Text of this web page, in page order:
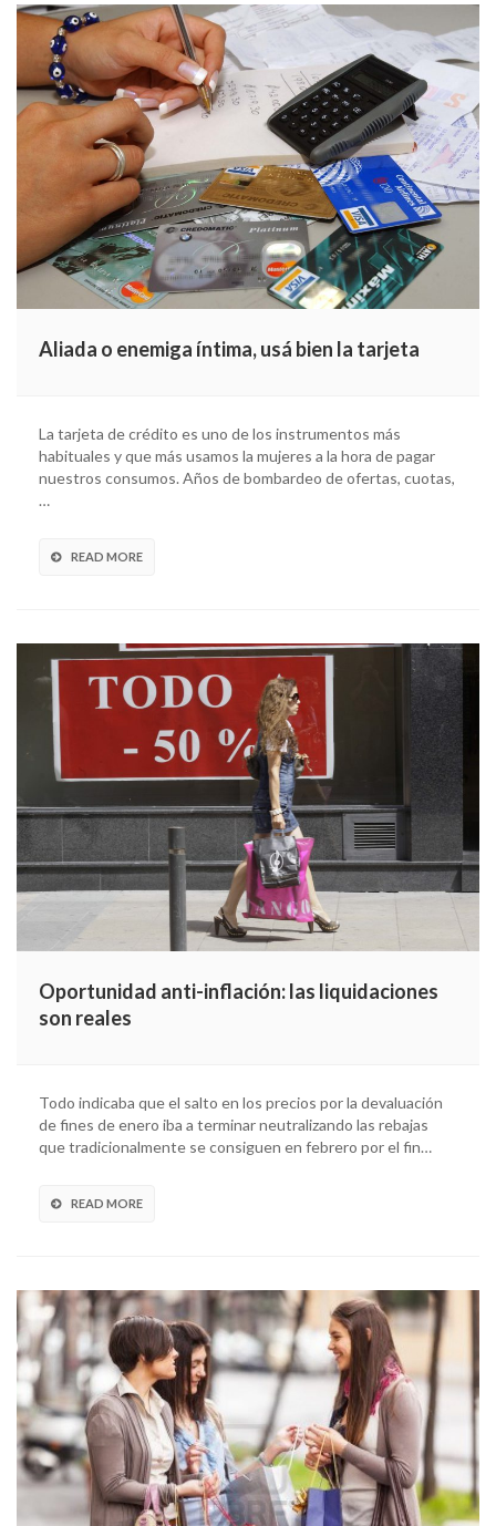
Aliada o enemiga íntima, usá bien la tarjeta
La tarjeta de crédito es uno de los instrumentos más
habituales y que más usamos la mujeres a la hora de pagar
nuestros consumos. Años de bombardeo de ofertas, cuotas,
…
READ MORE
Oportunidad anti-inflación: las liquidaciones
son reales
Todo indicaba que el salto en los precios por la devaluación
de fines de enero iba a terminar neutralizando las rebajas
que tradicionalmente se consiguen en febrero por el fin…
READ MORE